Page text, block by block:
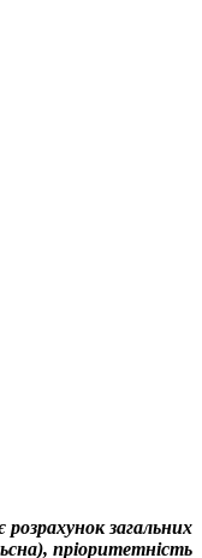
загальних
пріоритетність